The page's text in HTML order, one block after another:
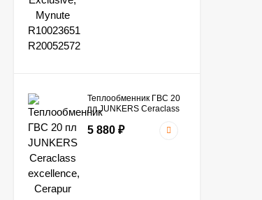
Теплообменник ГВС 20
пл JUNKERS Ceraclass
excellence, Cerapur
smart / BOSCH Condens
5 880 ₽